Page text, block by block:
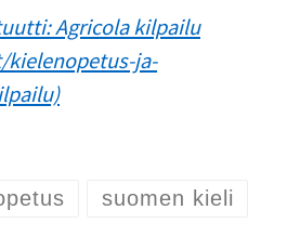
Agricola kilpailu
ja-
suomen kieli